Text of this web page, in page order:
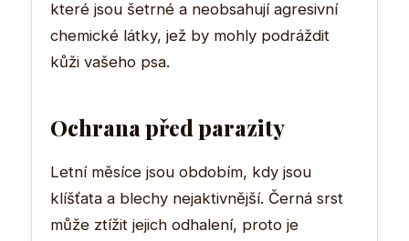
které jsou šetrné a neobsahují agresivní
chemické látky, jež by mohly podráždit
kůži vašeho psa.
Ochrana před parazity
Letní měsíce jsou obdobím, kdy jsou
klíšťata a blechy nejaktivnější. Černá srst
může ztížit jejich odhalení, proto je